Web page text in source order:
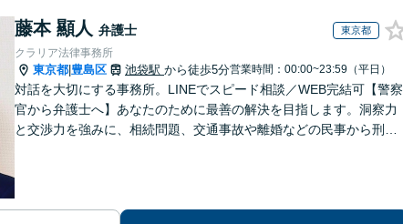
藤本 顯人 弁護士 東京都
クラリア法律事務所
東京都 豊島区 池袋駅 から徒歩5分営業時間：00:00~23:59（平日）
対話を大切にする事務所。LINEでスピード相談／WEB完結可【警察
官から弁護士へ】あなたのために最善の解決を目指します。洞察力
と交渉力を強みに、相続問題、交通事故や離婚などの民事から刑事